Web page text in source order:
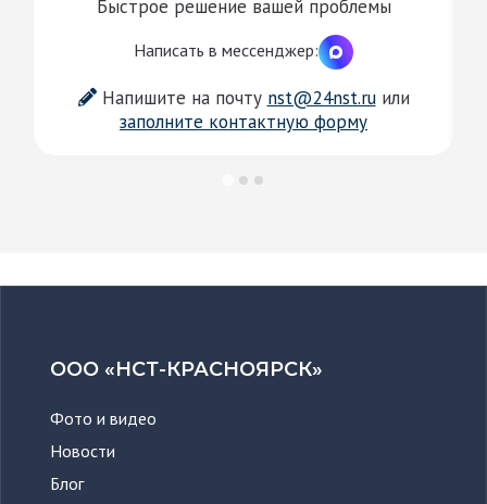
Быстрое решение вашей проблемы
Написать в мессенджер:
Напишите на почту nst@24nst.ruили
заполните контактную форму
ООО «НСТ-КРАСНОЯРСК»
Фото и видео
Новости
Блог